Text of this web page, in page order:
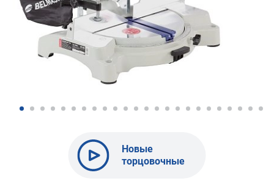
Новые
торцовочные